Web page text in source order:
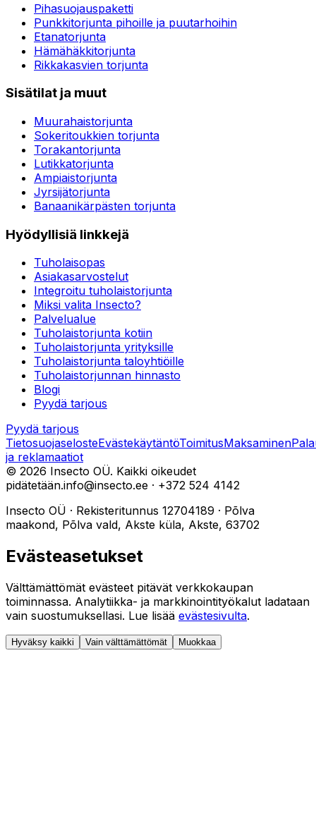
Pihasuojauspaketti
Punkkitorjunta pihoille ja puutarhoihin
Etanatorjunta
Hämähäkkitorjunta
Rikkakasvien torjunta
Sisätilat ja muut
Muurahaistorjunta
Sokeritoukkien torjunta
Torakantorjunta
Lutikkatorjunta
Ampiaistorjunta
Jyrsijätorjunta
Banaanikärpästen torjunta
Hyödyllisiä linkkejä
Tuholaisopas
Asiakasarvostelut
Integroitu tuholaistorjunta
Miksi valita Insecto?
Palvelualue
Tuholaistorjunta kotiin
Tuholaistorjunta yrityksille
Tuholaistorjunta taloyhtiöille
Tuholaistorjunnan hinnasto
Blogi
Pyydä tarjous
Pyydä tarjous
TietosuojaselosteEvästekäytäntöToimitusMaksaminen
ja reklamaatiot
© 2026 Insecto OÜ. Kaikki oikeudet
pidätetään.info@insecto.ee · +372 524 4142
Insecto OÜ · Rekisteritunnus 12704189 · Põlva
maakond, Põlva vald, Akste küla, Akste, 63702
Evästeasetukset
Välttämättömät evästeet pitävät verkkokaupan
toiminnassa. Analytiikka- ja markkinointityökalut ladataan
vain suostumuksellasi. Lue lisää evästesivulta.
Hyväksy kaikki Vain välttämättömät Muokkaa